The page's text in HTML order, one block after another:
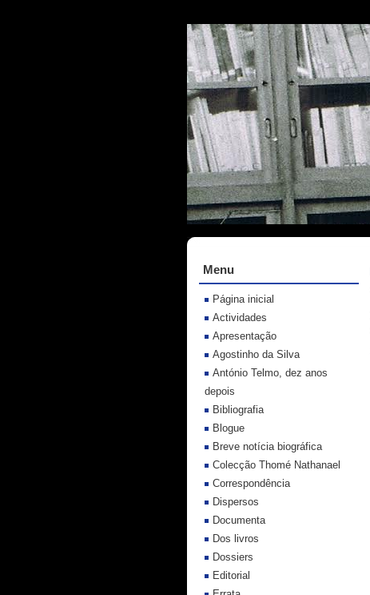
Menu
Página inicial
Actividades
Apresentação
Agostinho da Silva
António Telmo, dez anos
depois
Bibliografia
Blogue
Breve notícia biográfica
Colecção Thomé Nathanael
Correspondência
Dispersos
Documenta
Dos livros
Dossiers
Editorial